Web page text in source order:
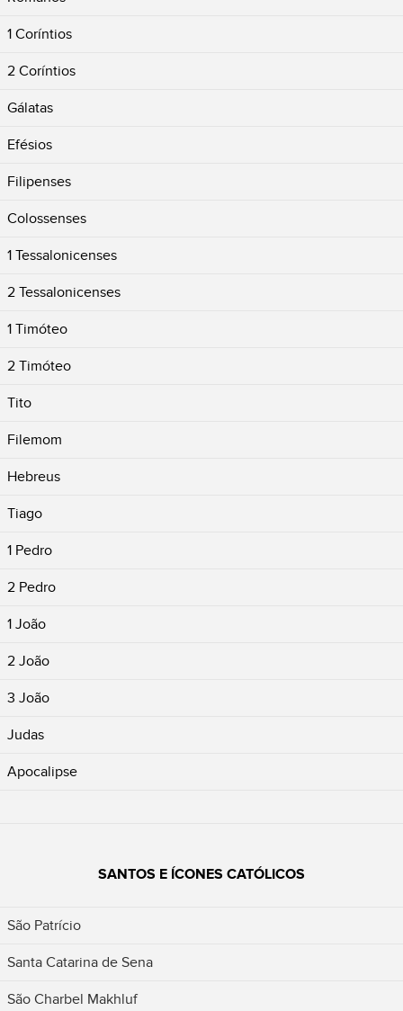
1 Coríntios
2 Coríntios
Gálatas
Efésios
Filipenses
Colossenses
1 Tessalonicenses
2 Tessalonicenses
1 Timóteo
2 Timóteo
Tito
Filemom
Hebreus
Tiago
1 Pedro
2 Pedro
1 João
2 João
3 João
Judas
Apocalipse
SANTOS E ÍCONES CATÓLICOS
São Patrício
Santa Catarina de Sena
São Charbel Makhluf